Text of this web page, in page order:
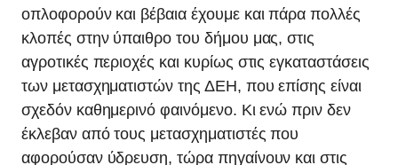
οπλοφορούν και βέβαια έχουμε και πάρα πολλές
κλοπές στην ύπαιθρο του δήμου μας, στις
αγροτικές περιοχές και κυρίως στις εγκαταστάσεις
των μετασχηματιστών της ΔΕΗ, που επίσης είναι
σχεδόν καθημερινό φαινόμενο. Κι ενώ πριν δεν
έκλεβαν από τους μετασχηματιστές που
αφορούσαν ύδρευση, τώρα πηγαίνουν και στις